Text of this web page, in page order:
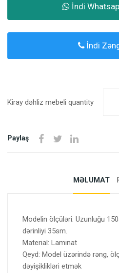
İndi
İndi
Kiray dəhliz mebeli quantity
Paylaş
MƏLUMAT
Modelin ölçüləri: Uzunluğu
dərinliyi 35sm.
Material: Laminat
Qeyd: Model üzərində rəng,
dəyişiklikləri etmək